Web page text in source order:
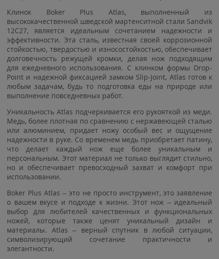
Клинок Boker Plus Atlas, выполненный из
высококачественной шведской мартенситной стали Sandvik
12C27, является идеальным сочетанием надежности и
эффективности. Эта сталь, известная своей коррозионной
стойкостью, твердостью и износостойкостью, обеспечивает
долговечность режущей кромки, делая нож подходящим
для ежедневного использования. С клинком формы Drop-
Point и надежной фиксацией замком Slip-Joint, Atlas готов к
любым задачам, будь то подготовка еды на природе или
выполнение повседневных работ.
Уникальность Atlas подчеркивается его рукояткой из меди.
Медь, более плотная по сравнению с нержавеющей сталью
или алюминием, придает ножу особый вес и ощущение
надежности в руке. Со временем медь приобретает патину,
что делает каждый нож еще более уникальным и
персональным. Этот материал не только выглядит стильно,
но и обеспечивает превосходный захват и комфорт при
использовании.
Boker Plus Atlas – это не просто инструмент, это заявление
о вашем вкусе и подходе к жизни. Этот нож – идеальный
выбор для любителей качественных и функциональных
ножей, которые также ценят уникальный дизайн и
материалы. Atlas – верный спутник в любой ситуации,
символизирующий сочетание практичности и
элегантности.